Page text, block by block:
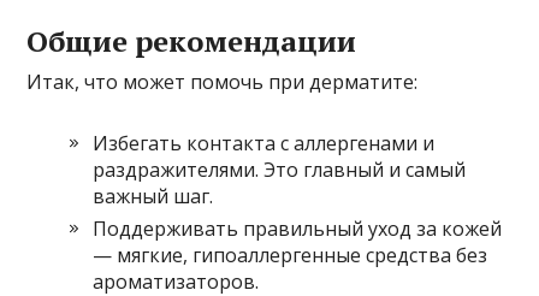
Общие рекомендации
Итак, что может помочь при дерматите:
Избегать контакта с аллергенами и
раздражителями. Это главный и самый
важный шаг.
Поддерживать правильный уход за кожей
— мягкие, гипоаллергенные средства без
ароматизаторов.